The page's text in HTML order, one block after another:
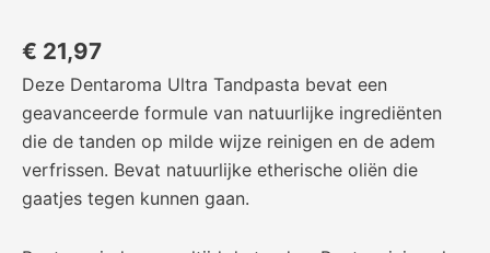
€ 21,97
Deze Dentaroma Ultra Tandpasta bevat een
geavanceerde formule van natuurlijke ingrediënten
die de tanden op milde wijze reinigen en de adem
verfrissen. Bevat natuurlijke etherische oliën die
gaatjes tegen kunnen gaan.